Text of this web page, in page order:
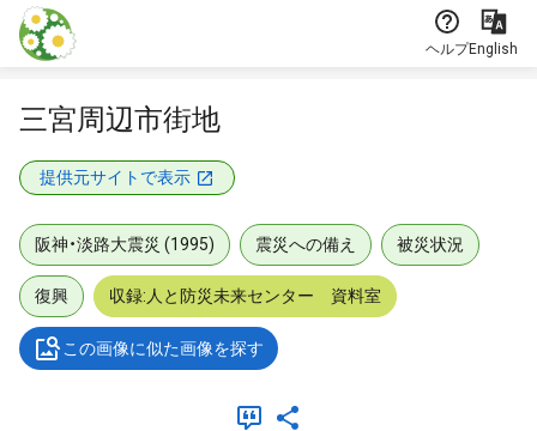
本文に飛ぶ
ヘルプEnglish
三宮周辺市街地
提供元サイトで表示
阪神・淡路大震災 (1995) 震災への備え 被災状況
復興 収録:人と防災未来センター 資料室
この画像に似た画像を探す